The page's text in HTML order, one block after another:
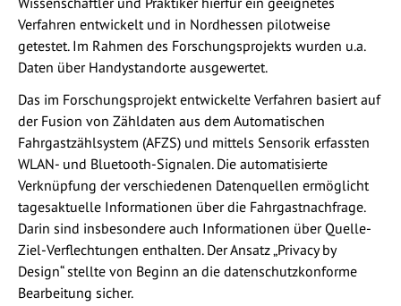
Verfahren entwickelt und in Nordhessen pilotweise
getestet. Im Rahmen des Forschungsprojekts wurden u.a.
Daten über Handystandorte ausgewertet.
Das im Forschungsprojekt entwickelte Verfahren basiert auf
der Fusion von Zähldaten aus dem Automatischen
Fahrgastzählsystem (AFZS) und mittels Sensorik erfassten
WLAN- und Bluetooth-Signalen. Die automatisierte
Verknüpfung der verschiedenen Datenquellen ermöglicht
tagesaktuelle Informationen über die Fahrgastnachfrage.
Darin sind insbesondere auch Informationen über Quelle-
Ziel-Verflechtungen enthalten. Der Ansatz „Privacy by
Design“ stellte von Beginn an die datenschutzkonforme
Bearbeitung sicher.